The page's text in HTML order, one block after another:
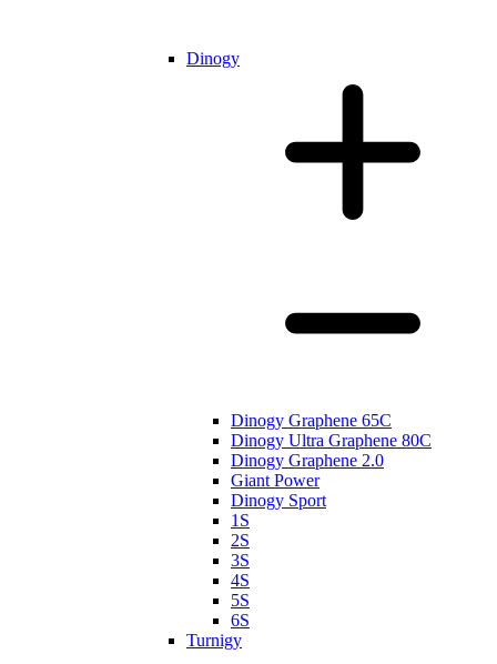
Dinogy
Dinogy Graphene 65C
Dinogy Ultra Graphene 80C
Dinogy Graphene 2.0
Giant Power
Dinogy Sport
1S
2S
3S
4S
5S
6S
Turnigy